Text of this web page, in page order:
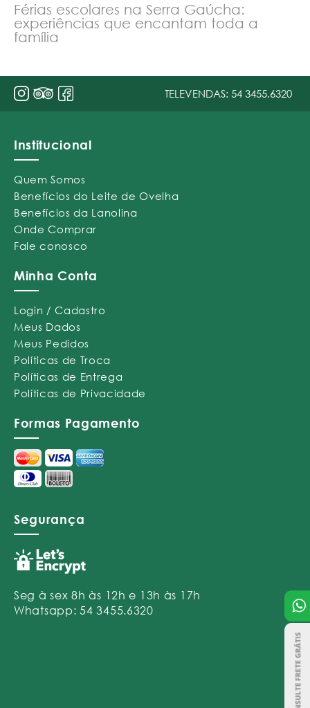
Férias escolares na Serra Gaúcha:
experiências que encantam toda a
família
TELEVENDAS: 54 3455.6320
Institucional
Quem Somos
Benefícios do Leite de Ovelha
Benefícios da Lanolina
Onde Comprar
Fale conosco
Minha Conta
Login / Cadastro
Meus Dados
Meus Pedidos
Políticas de Troca
Políticas de Entrega
Políticas de Privacidade
Formas Pagamento
Segurança
Seg à sex 8h às 12h e 13h às 17h
Whatsapp: 54 3455.6320